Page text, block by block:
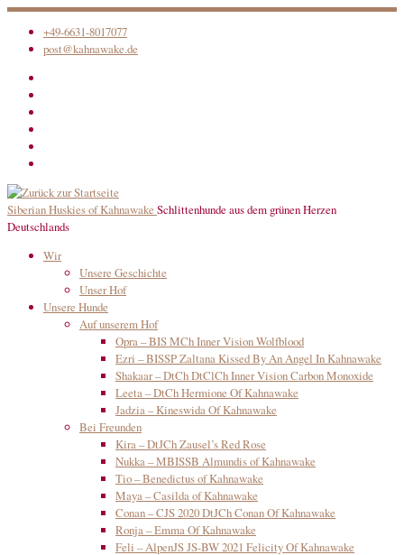
Zum
Inhalt
springen
+49-6631-8017077
post@kahnawake.de
Siberian Huskies of Kahnawake Schlittenhunde aus dem grünen Herzen
Deutschlands
Wir
Unsere Geschichte
Unser Hof
Unsere Hunde
Auf unserem Hof
Opra – BIS MCh Inner Vision Wolfblood
Ezri – BISSP Zaltana Kissed By An Angel In Kahnawake
Shakaar – DtCh DtClCh Inner Vision Carbon Monoxide
Leeta – DtCh Hermione Of Kahnawake
Jadzia – Kineswida Of Kahnawake
Bei Freunden
Kira – DtJCh Zausel’s Red Rose
Nukka – MBISSB Almundis of Kahnawake
Tio – Benedictus of Kahnawake
Maya – Casilda of Kahnawake
Conan – CJS 2020 DtJCh Conan Of Kahnawake
Ronja – Emma Of Kahnawake
Feli – AlpenJS JS-BW 2021 Felicity Of Kahnawake